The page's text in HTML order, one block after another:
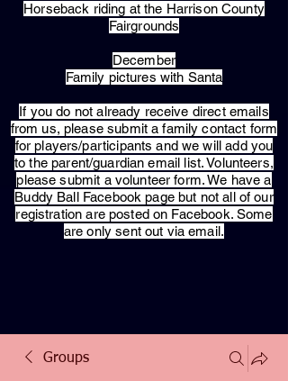
Horseback riding at the Harrison County
Fairgrounds
December
Family pictures with Santa
​If you do not already receive direct emails
from us, please submit a family contact form
for players/participants and we will add you
to the parent/guardian email list. Volunteers,
please submit a volunteer form. We have a
Buddy Ball Facebook page but not all of our
registration are posted on Facebook. Some
are only sent out via email.
Groups